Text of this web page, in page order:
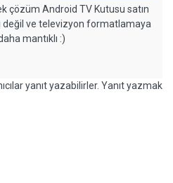
çözüm Android TV Kutusu satın
değil ve televizyon formatlamaya
mantıklı :)
yanıt yazabilirler. Yanıt yazmak